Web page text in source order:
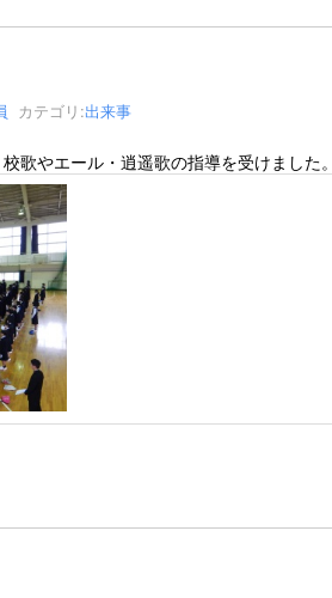
カテゴリ:出来事
歌やエール・逍遥歌の指導を受けました